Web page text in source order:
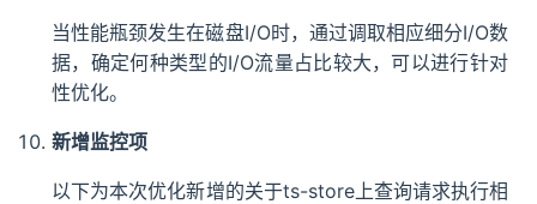
当性能瓶颈发生在磁盘I/O时，通过调取相应细分I/O数
据，确定何种类型的I/O流量占比较大，可以进行针对
性优化。
新增监控项
以下为本次优化新增的关于ts-store上查询请求执行相